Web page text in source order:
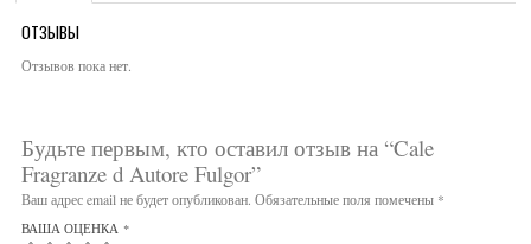
ОТЗЫВЫ
Отзывов пока нет.
Будьте первым, кто оставил отзыв на “Cale
Fragranze d Autore Fulgor”
Ваш адрес email не будет опубликован. Обязательные поля помечены *
ВАША ОЦЕНКА *